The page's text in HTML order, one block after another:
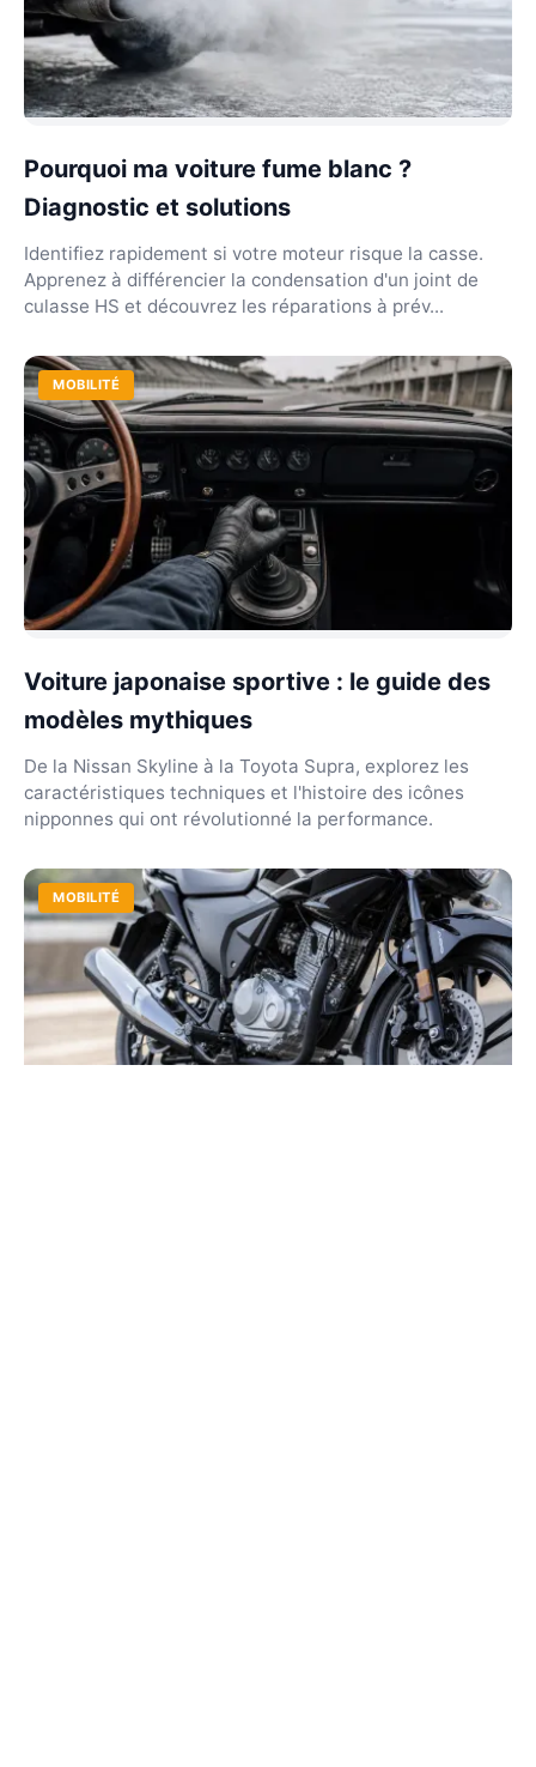
Pourquoi ma voiture fume blanc ?
Diagnostic et solutions
Identifiez rapidement si votre moteur risque la casse.
Apprenez à différencier la condensation d'un joint de
culasse HS et découvrez les réparations à prév...
MOBILITÉ
Voiture japonaise sportive : le guide des
modèles mythiques
De la Nissan Skyline à la Toyota Supra, explorez les
caractéristiques techniques et l'histoire des icônes
nipponnes qui ont révolutionné la performance.
MOBILITÉ